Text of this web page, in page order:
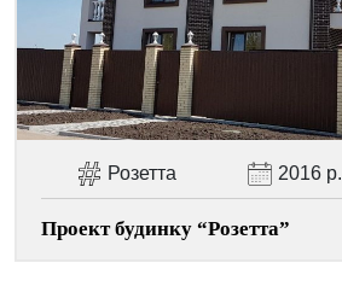
Розетта 2016 р.
Проект будинку “Розетта”